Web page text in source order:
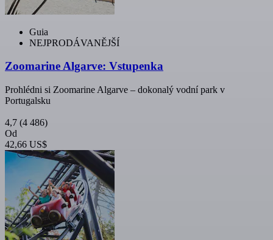
Guia
NEJPRODÁVANĚJŠÍ
Zoomarine Algarve: Vstupenka
Prohlédni si Zoomarine Algarve – dokonalý vodní park v
Portugalsku
4,7 (4 486)
Od
42,66 US$